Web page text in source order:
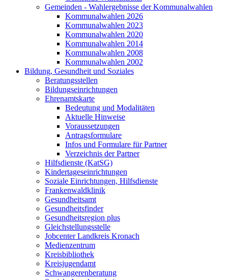
Gemeinden - Wahlergebnisse der Kommunalwahlen
Kommunalwahlen 2026
Kommunalwahlen 2023
Kommunalwahlen 2020
Kommunalwahlen 2014
Kommunalwahlen 2008
Kommunalwahlen 2002
Bildung, Gesundheit und Soziales
Beratungsstellen
Bildungseinrichtungen
Ehrenamtskarte
Bedeutung und Modalitäten
Aktuelle Hinweise
Voraussetzungen
Antragsformulare
Infos und Formulare für Partner
Verzeichnis der Partner
Hilfsdienste (KatSG)
Kindertageseinrichtungen
Soziale Einrichtungen, Hilfsdienste
Frankenwaldklinik
Gesundheitsamt
Gesundheitsfinder
Gesundheitsregion plus
Gleichstellungsstelle
Jobcenter Landkreis Kronach
Medienzentrum
Kreisbibliothek
Kreisjugendamt
Schwangerenberatung